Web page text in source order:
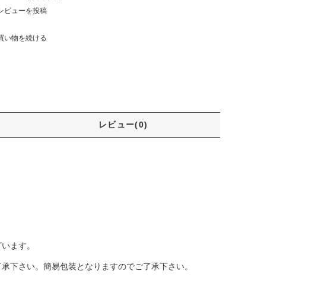
ビューを投稿
い物を続ける
レビュー(0)
ます。
下さい。簡易包装となりますのでご了承下さい。